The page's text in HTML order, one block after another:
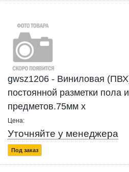
gwsz1206 - Виниловая
постоянной разметки пола
предметов.75мм x
Цена:
Уточняйте у менеджера
Под заказ